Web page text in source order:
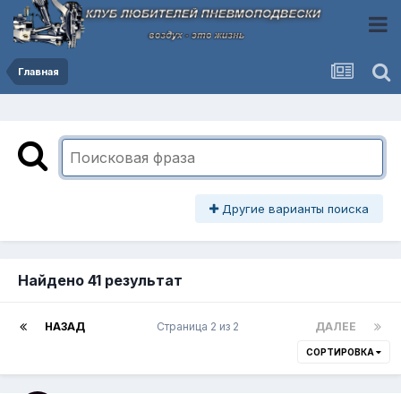
Главная
Другие варианты поиска
Найдено 41 результат
НАЗАД ДАЛЕЕ
Страница 2 из 2
СОРТИРОВКА